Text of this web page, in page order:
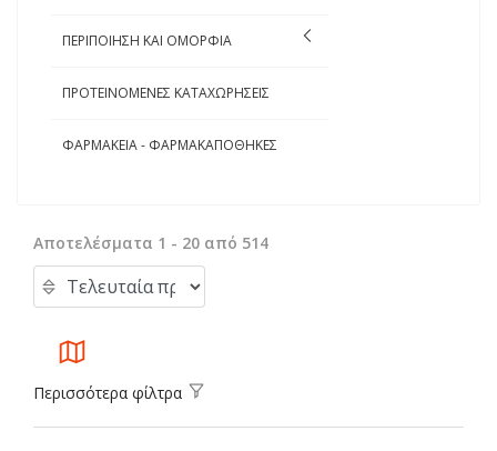
ΠΕΡΙΠΟΙΗΣΗ ΚΑΙ ΟΜΟΡΦΙΑ
ΠΡΟΤΕΙΝΟΜΕΝΕΣ ΚΑΤΑΧΩΡΗΣΕΙΣ
ΦΑΡΜΑΚΕΙΑ - ΦΑΡΜΑΚΑΠΟΘΗΚΕΣ
Αποτελέσματα 1 - 20 από 514
Περισσότερα φίλτρα